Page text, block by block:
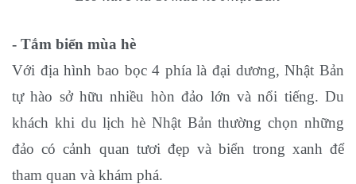
- Tắm biển mùa hè
Với địa hình bao bọc 4 phía là đại dương, Nhật Bản
tự hào sở hữu nhiều hòn đảo lớn và nổi tiếng. Du
khách khi du lịch hè Nhật Bản thường chọn những
đảo có cảnh quan tươi đẹp và biển trong xanh để
tham quan và khám phá.